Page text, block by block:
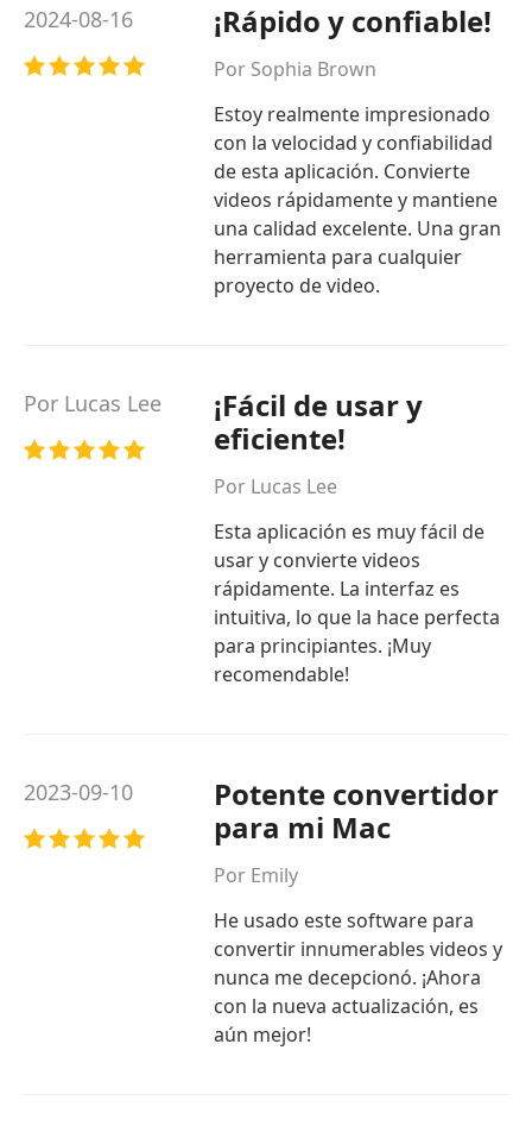
2024-08-16 ¡Rápido y confiable!
Por Sophia Brown
Estoy realmente impresionado
con la velocidad y confiabilidad
de esta aplicación. Convierte
videos rápidamente y mantiene
una calidad excelente. Una gran
herramienta para cualquier
proyecto de video.
Por Lucas Lee
¡Fácil de usar y
eficiente!
Por Lucas Lee
Esta aplicación es muy fácil de
usar y convierte videos
rápidamente. La interfaz es
intuitiva, lo que la hace perfecta
para principiantes. ¡Muy
recomendable!
2023-09-10
Potente convertidor
para mi Mac
Por Emily
He usado este software para
convertir innumerables videos y
nunca me decepcionó. ¡Ahora
con la nueva actualización, es
aún mejor!